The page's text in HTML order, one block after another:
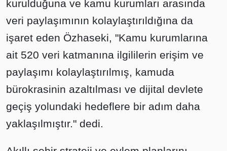
kurulduğuna ve kamu kurumları arasında
veri paylaşımının kolaylaştırıldığına da
işaret eden Özhaseki, "Kamu kurumlarına
ait 520 veri katmanına ilgililerin erişim ve
paylaşımı kolaylaştırılmış, kamuda
bürokrasinin azaltılması ve dijital devlete
geçiş yolundaki hedeflere bir adım daha
yaklaşılmıştır." dedi.